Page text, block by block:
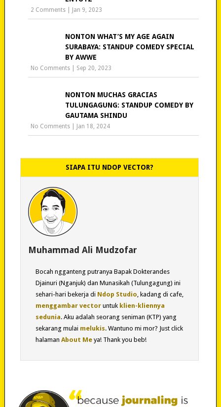
2 Comments Jan 9, 2023
NONTON WHAT’S MY AGE AGAIN
SURABAYA: STANDUP COMEDY SPECIAL
BY AWWE
No Comments Sep 20, 2023
NONTON MUCHAS GRACIAS
TULUNGAGUNG: STANDUP COMEDY BY
GAUTAMA SHINDU
No Comments Jan 18, 2024
SIAPA ITU NDOP VECTOR?
Muhammad Ali Mudzofar
Bocah ngganteng putranya Bapak Dokterandes
Djainuri (Nganjuk) dan Munasikah (Tulungagung) ini
sehari-hari bekerja di Ndop Studio , kadang di cafe,
menggambar vectoruntuk klien-kliennya
sedunia. Aku adalah seorang seniman (KTP) yang
sekarang mulai melukis. Wantuno mi mor? Just click
halaman About Meya! Thank you beb!